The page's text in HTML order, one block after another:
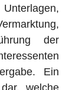
der
Ein